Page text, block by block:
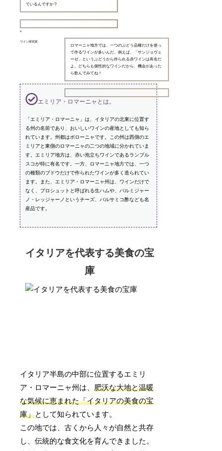
ているんですか？
ワイン研究家
ロマーニャ地方では、一つのぶどう品種だけを使っ
て作るワインが多いんだ。例えば、「サンジョヴェ
ーゼ」というぶどうから作られる赤ワインは有名だ
よ。どちらも個性的なワインだから、機会があった
ら飲んでみてね！
エミリア・ロマーニャとは。
「エミリア・ロマーニャ」は、イタリアの北東に位置す
る州の名前であり、おいしいワインの産地としても知ら
れています。州都はボローニャです。この州は西側のエ
ミリアと東側のロマーニャの二つの地域に分かれていま
す。エミリア地方は、赤い泡立ちワインであるランブル
スコが特に有名です。一方、ロマーニャ地方では、一つ
の種類のブドウだけで作られたワインが多く造られてい
ます。また、エミリア・ロマーニャ州は、ワインだけで
なく、プロシュットと呼ばれる生ハムや、パルミジャー
ノ・レッジャーノというチーズ、バルサミコ酢なども名
産品です。
イタリアを代表する美食の宝
庫
イタリア半島の中部に位置するエミリ
ア・ロマーニャ州は、肥沃な大地と温暖
な気候に恵まれた「イタリアの美食の宝
庫」として知られています。
この地では、古くから人々が自然と共存
し、伝統的な食文化を育んできました。